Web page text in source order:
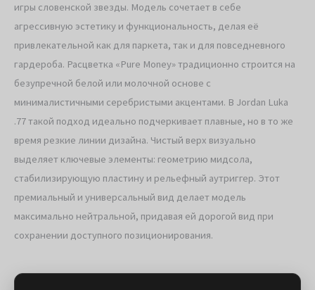
игры словенской звезды. Модель сочетает в себе
агрессивную эстетику и функциональность, делая её
привлекательной как для паркета, так и для повседневного
гардероба. Расцветка «Pure Money» традиционно строится на
безупречной белой или молочной основе с
минималистичными серебристыми акцентами. В Jordan Luka
.77 такой подход идеально подчеркивает плавные, но в то же
время резкие линии дизайна. Чистый верх визуально
выделяет ключевые элементы: геометрию мидсола,
стабилизирующую пластину и рельефный аутриггер. Этот
премиальный и универсальный вид делает модель
максимально нейтральной, придавая ей дорогой вид при
сохранении доступного позиционирования.